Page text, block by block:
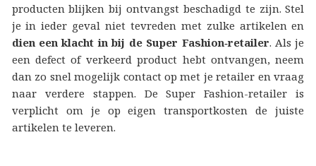
producten blijken bij ontvangst beschadigd te zijn. Stel
je in ieder geval niet tevreden met zulke artikelen en
dien een klacht in bij de Super Fashion‑retailer. Als je
een defect of verkeerd product hebt ontvangen, neem
dan zo snel mogelijk contact op met je retailer en vraag
naar verdere stappen. De Super Fashion-retailer is
verplicht om je op eigen transportkosten de juiste
artikelen te leveren.